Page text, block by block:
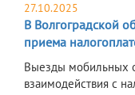
27.10.2025
В Волгоградской
приема
Выезды мобильных
взаимодействия с